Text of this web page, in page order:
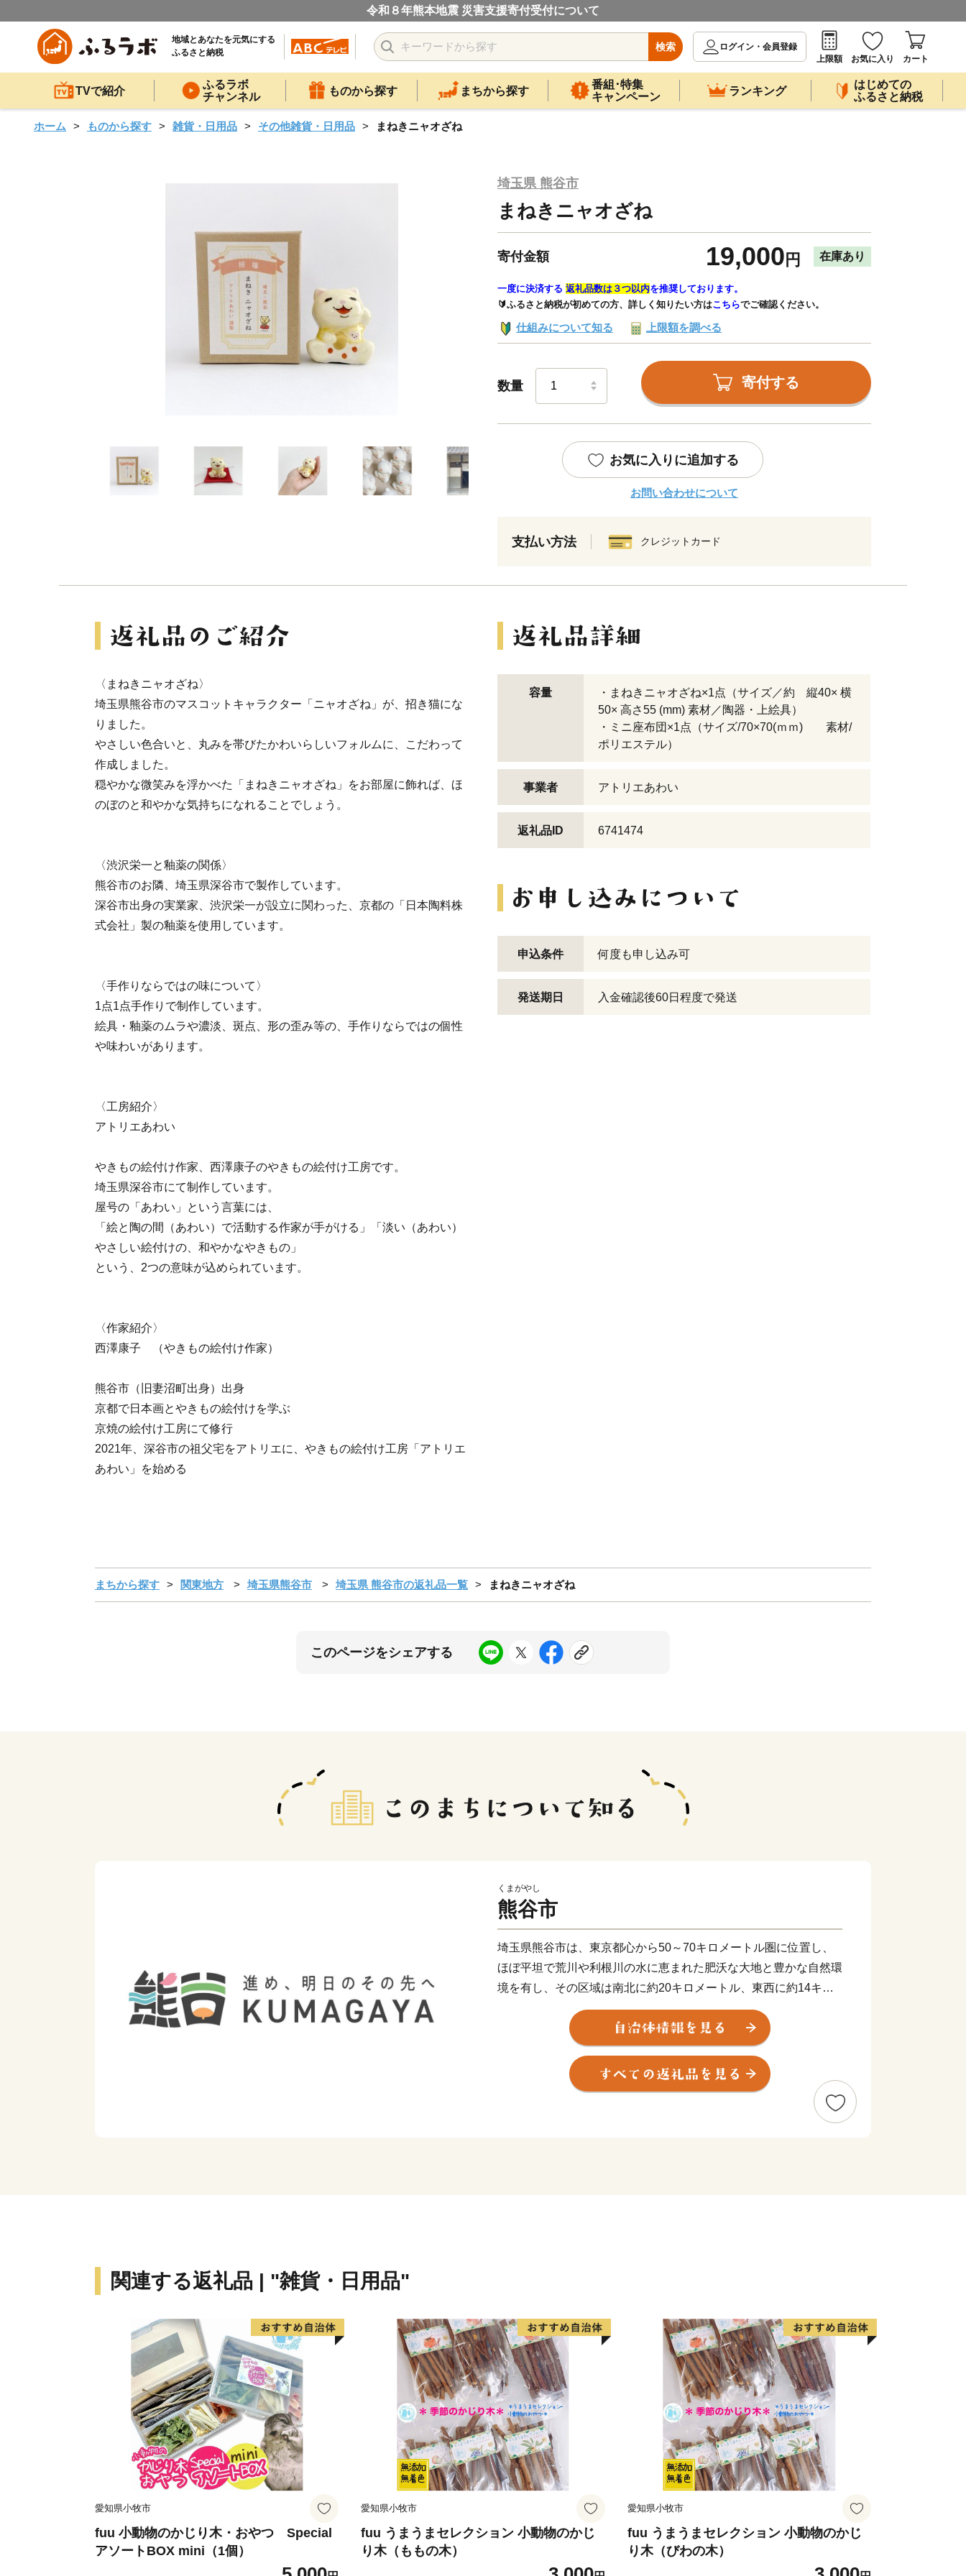
令和８年熊本地震 災害支援寄付受付について
地域とあなたを元気にする
ふるさと納税
検索
ログイン・会員登録
上限額
お気に入り カート
TVで紹介
ふるラボ
チャンネル
ものから探す まちから探す
番組･特集
キャンペーン
ランキング
はじめての
ふるさと納税
ホーム ものから探す 雑貨・日用品 その他雑貨・日用品 まねきニャオざね
埼玉県 熊谷市
まねきニャオざね
寄付金額 19,000 円 在庫あり
一度に決済する 返礼品数は３つ以内を推奨しております。
🔰ふるさと納税が初めての方、詳しく知りたい方はこちらでご確認ください。
仕組みについて知る 上限額を調べる
数量 寄付する
お気に入りに追加する
お問い合わせについて
支払い方法 クレジットカード
〈まねきニャオざね〉
埼玉県熊谷市のマスコットキャラクター「ニャオざね」が、招き猫にな
りました。
やさしい色合いと、丸みを帯びたかわいらしいフォルムに、こだわって
作成しました。
穏やかな微笑みを浮かべた「まねきニャオざね」をお部屋に飾れば、ほ
のぼのと和やかな気持ちになれることでしょう。
〈渋沢栄一と釉薬の関係〉
熊谷市のお隣、埼玉県深谷市で製作しています。
深谷市出身の実業家、渋沢栄一が設立に関わった、京都の「日本陶料株
式会社」製の釉薬を使用しています。
〈手作りならではの味について〉
1点1点手作りで制作しています。
絵具・釉薬のムラや濃淡、斑点、形の歪み等の、手作りならではの個性
や味わいがあります。
〈工房紹介〉
アトリエあわい
やきもの絵付け作家、西澤康子のやきもの絵付け工房です。
埼玉県深谷市にて制作しています。
屋号の「あわい」という言葉には、
「絵と陶の間（あわい）で活動する作家が手がける」「淡い（あわい）
やさしい絵付けの、和やかなやきもの」
という、2つの意味が込められています。
〈作家紹介〉
西澤康子 （やきもの絵付け作家）
熊谷市（旧妻沼町出身）出身
京都で日本画とやきもの絵付けを学ぶ
京焼の絵付け工房にて修行
2021年、深谷市の祖父宅をアトリエに、やきもの絵付け工房「アトリエ
あわい」を始める
容量
・まねきニャオざね×1点（サイズ／約 縦40× 横
50× 高さ55 (mm) 素材／陶器・上絵具）
・ミニ座布団×1点（サイズ/70×70(ｍｍ) 素材/
ポリエステル）
事業者 アトリエあわい
返礼品ID 6741474
申込条件 何度も申し込み可
発送期日 入金確認後60日程度で発送
まちから探す 関東地方 埼玉県熊谷市 埼玉県 熊谷市の返礼品一覧 まねきニャオざね
このページをシェアする
くまがやし
熊谷市
埼玉県熊谷市は、東京都心から50～70キロメートル圏に位置し、
ほぼ平坦で荒川や利根川の水に恵まれた肥沃な大地と豊かな自然環
境を有し、その区域は南北に約20キロメートル、東西に約14キロ
メートルで、面積は159.82平方キロメートルです｡また、可住地面
積は県内第2位です。
市内には国宝の歓喜院聖天堂をはじめ、関東一の祇園と称される熊
谷うちわ祭、夏の夜空を彩る熊谷花火大会など、たくさんの誇れる
もので皆さんのお越しをお待ちしています。
関連する返礼品 | "雑貨・日用品"
愛知県小牧市
fuu 小動物のかじり木・おやつ Special
アソートBOX mini（1個）
愛知県小牧市
fuu うまうまセレクション 小動物のかじ
り木（ももの木）
愛知県小牧市
fuu うまうまセレクション 小動物のかじ
り木（びわの木）